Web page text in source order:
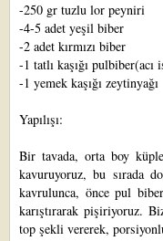
-250 gr tuzlu lor peyniri
-4-5 adet yeşil biber
-2 adet kırmızı biber
-1 tatlı kaşığı pulbiber(acı
-1 yemek kaşığı zeytinyağı
Yapılışı:
Bir tavada, orta boy
kavuruyoruz, bu sırada
kavrulunca, önce pul
karıştırarak pişiriyoruz.
top şekli vererek,